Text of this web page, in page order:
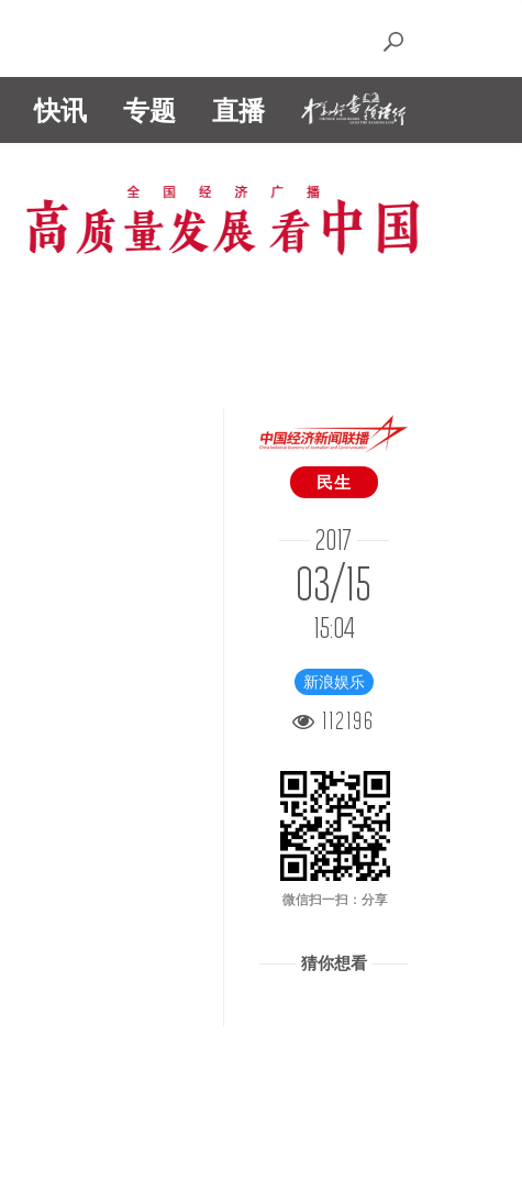
快讯 专题 直播
民生
2017
03/15
15:04
新浪娱乐
112196
微信扫一扫：分享
猜你想看